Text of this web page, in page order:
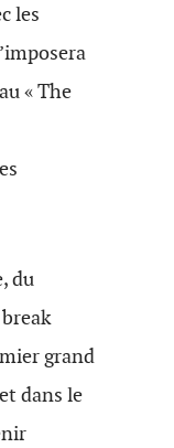
les
« The
du
grand
dans le